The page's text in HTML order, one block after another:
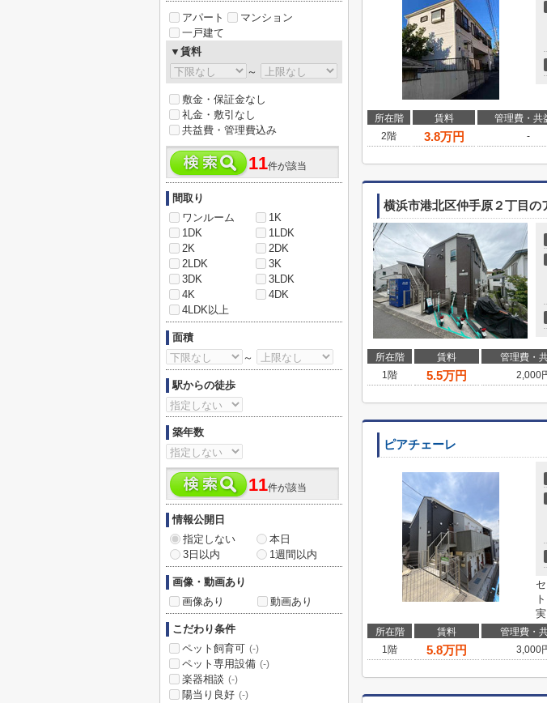
所在階 賃料 管理費・共
2階
3.8万円 -
横浜市港北区仲手原２丁目の
所在階 賃料 管理費・
1階
5.5万円 2,000
ピアチェーレ
所在階 賃料 管理費・
1階
5.8万円 3,000
アパート
マンション
一戸建て
▼賃料
～
敷金・保証金なし
礼金・敷引なし
共益費・管理費込み
11件が該当
間取り
ワンルーム
1K
1DK
1LDK
2K
2DK
2LDK
3K
3DK
3LDK
4K
4DK
4LDK以上
面積
～
駅からの徒歩
築年数
11件が該当
情報公開日
指定しない
本日
3日以内
1週間以内
画像・動画あり
画像あり
動画あり
こだわり条件
ペット飼育可 (-)
ペット専用設備 (-)
楽器相談 (-)
陽当り良好 (-)